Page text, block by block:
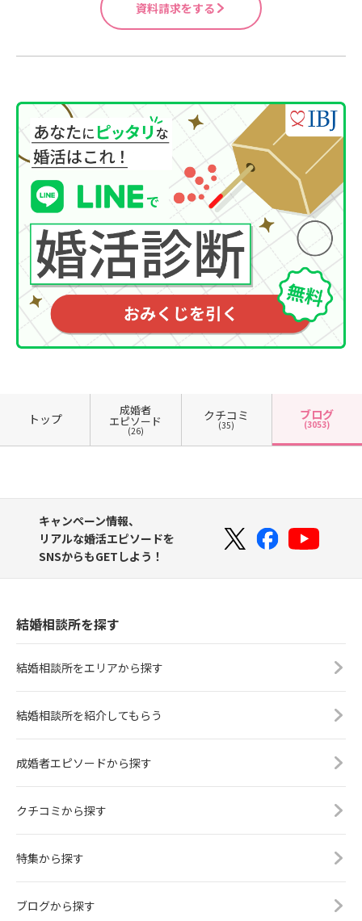
資料請求をする
トップ
成婚者
エピソード
(26)
クチコミ
(35)
ブログ
(3053)
キャンペーン情報、
リアルな婚活エピソードを
SNSからもGETしよう！
結婚相談所を探す
結婚相談所をエリアから探す
結婚相談所を紹介してもらう
成婚者エピソードから探す
クチコミから探す
特集から探す
ブログから探す